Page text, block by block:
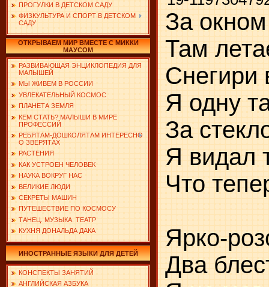
ПРОГУЛКИ В ДЕТСКОМ САДУ
ФИЗКУЛЬТУРА И СПОРТ В ДЕТСКОМ
САДУ
ОТКРЫВАЕМ МИР ВМЕСТЕ С МИККИ
МАУСОМ
РАЗВИВАЮЩАЯ ЭНЦИКЛОПЕДИЯ ДЛЯ
МАЛЫШЕЙ
МЫ ЖИВЕМ В РОССИИ
УВЛЕКАТЕЛЬНЫЙ КОСМОС
ПЛАНЕТА ЗЕМЛЯ
КЕМ СТАТЬ? МАЛЫШИ В МИРЕ
ПРОФЕССИЙ
РЕБЯТАМ-ДОШКОЛЯТАМ ИНТЕРЕСНО
О ЗВЕРЯТАХ
РАСТЕНИЯ
КАК УСТРОЕН ЧЕЛОВЕК
НАУКА ВОКРУГ НАС
ВЕЛИКИЕ ЛЮДИ
СЕКРЕТЫ МАШИН
ПУТЕШЕСТВИЕ ПО КОСМОСУ
ТАНЕЦ. МУЗЫКА. ТЕАТР
КУХНЯ ДОНАЛЬДА ДАКА
ИНОСТРАННЫЕ ЯЗЫКИ ДЛЯ ДЕТЕЙ
КОНСПЕКТЫ ЗАНЯТИЙ
АНГЛИЙСКАЯ АЗБУКА
За
Там
Снегири
Я одну
За
Я видал
Что
Ярко-
Два